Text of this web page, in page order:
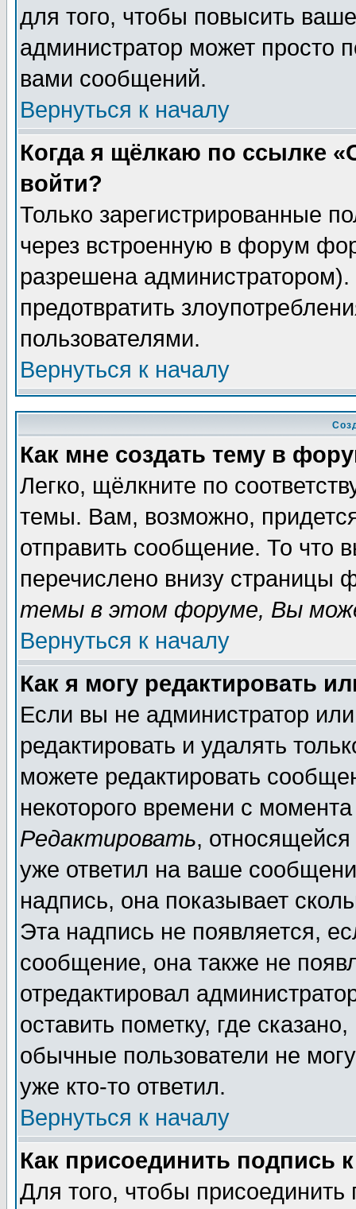
для того, чтобы повысить
администратор может просто
вами сообщений.
Вернуться к началу
Когда я щёлкаю по ссылке
войти?
Только зарегистрированные
через встроенную в форум
разрешена
предотвратить
пользователями.
Вернуться к началу
Как мне создать тему в
Легко, щёлкните по
темы. Вам, возможно,
отправить сообщение. То что
перечислено внизу страницы
темы в этом форуме, Вы
Вернуться к началу
Как я могу редактировать
Если вы не администратор
редактировать и удалять
можете редактировать
некоторого времени с
Редактировать,
уже ответил на ваше
надпись, она показывает
Эта надпись не появляется,
сообщение, она также не
отредактировал
оставить пометку, где
обычные пользователи не
уже кто-то ответил.
Вернуться к началу
Как присоединить подпись
Для того, чтобы